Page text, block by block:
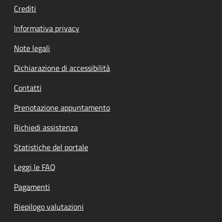
Crediti
Informativa privacy
Note legali
Dichiarazione di accessibilità
Contatti
Prenotazione appuntamento
Richiedi assistenza
Statistiche del portale
Leggi le FAQ
Pagamenti
Riepilogo valutazioni